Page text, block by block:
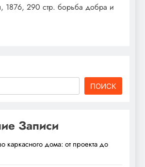
1876, 290 стр. борьба добра и
ПОИСК
Записи
каркасного дома: от проекта до